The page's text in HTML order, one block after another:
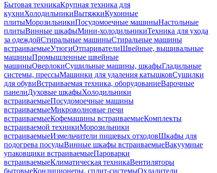
Бытовая техникаКрупная техника для
кухниХолодильникиВытяжкиКухонные
плитыМорозильникиПосудомоечные машиныНастольные
плитыВинные шкафыМини-холодильникиТехника для ухода
за одеждойСтиральные машиныСтиральные машины
встраиваемыеУтюгиОтпаривателиШвейные, вышивальные
машиныПромышленные швейные
машиныОверлокиСушильные машины, шкафыГладильные
системы, прессыМашинки для удаления катышковСушилки
для обувиВстраиваемая техника, оборудованиеВарочные
панелиДуховые шкафыХолодильники
встраиваемыеПосудомоечные машины
встраиваемыеМикроволновые печи
встраиваемыеКофемашины встраиваемыеКомплекты
встраиваемой техникиМорозильники
встраиваемыеИзмельчители пищевых отходовШкафы для
подогрева посудыВинные шкафы встраиваемыеВакуумные
упаковщики встраиваемыеПароварки
встраиваемыеКлиматическая техникаВентиляторы
бытовыеКондиционеры, сплит-системыОхладители